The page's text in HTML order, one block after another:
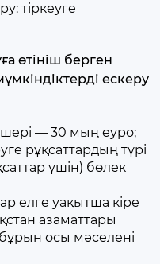
тіркеуге
өтініш берген
ескеру
— 30 мың еуро;
рұқсаттардың түрі
үшін) бөлек
елге уақытша кіре
азаматтары
осы мәселені